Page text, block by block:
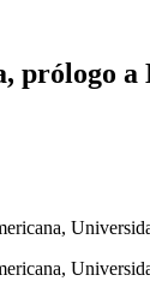
prólogo a